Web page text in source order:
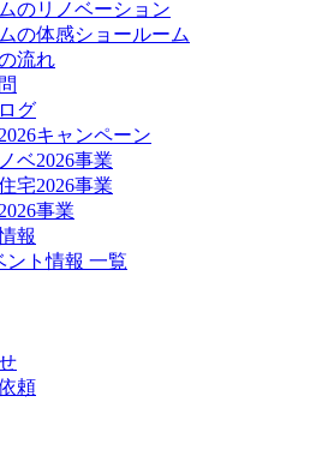
のリノベーション
の体感ショールーム
流れ
グ
キャンペーン
ベ2026事業
宅2026事業
事業
報
ント情報 一覧
頼